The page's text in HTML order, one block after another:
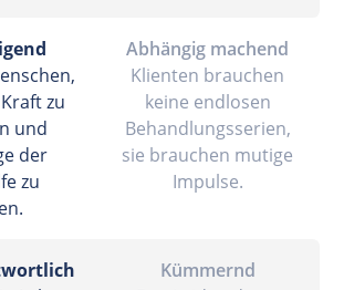
zu
und
der
zu
Abhängig machend
Klienten brauchen
keine endlosen
Behandlungsserien,
sie brauchen mutige
Impulse.
Kümmernd